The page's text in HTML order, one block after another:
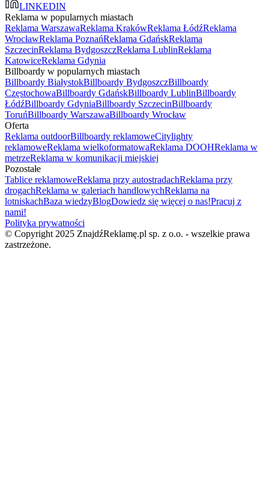
LINKEDIN
Reklama w popularnych miastach
Reklama WarszawaReklama KrakówReklama ŁódźReklama
WrocławReklama PoznańReklama GdańskReklama
SzczecinReklama BydgoszczReklama LublinReklama
KatowiceReklama Gdynia
Billboardy w popularnych miastach
Billboardy BiałystokBillboardy BydgoszczBillboardy
CzęstochowaBillboardy GdańskBillboardy LublinBillboardy
ŁódźBillboardy GdyniaBillboardy SzczecinBillboardy
ToruńBillboardy WarszawaBillboardy Wrocław
Oferta
Reklama outdoorBillboardy reklamoweCitylighty
reklamoweReklama wielkoformatowaReklama DOOHReklama w
metrzeReklama w komunikacji miejskiej
Pozostałe
Tablice reklamoweReklama przy autostradachReklama przy
drogachReklama w galeriach handlowychReklama na
lotniskachBaza wiedzyBlogDowiedz się więcej o nas!Pracuj z
nami!
Polityka prywatności
© Copyright 2025 ZnajdźReklamę.pl sp. z o.o. - wszelkie prawa
zastrzeżone.